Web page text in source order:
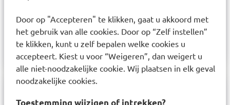
Door op "Accepteren" te klikken, gaat u akkoord met
het gebruik van alle cookies. Door op “Zelf instellen”
te klikken, kunt u zelf bepalen welke cookies u
accepteert. Kiest u voor “Weigeren”, dan weigert u
alle niet-noodzakelijke cookie. Wij plaatsen in elk geval
noodzakelijke cookies.
Toestemming wijzigen of intrekken?
aanbevolen dosering niet overschrijden.
Geschikt voor kinderen en volwassenen.
Samenstelling